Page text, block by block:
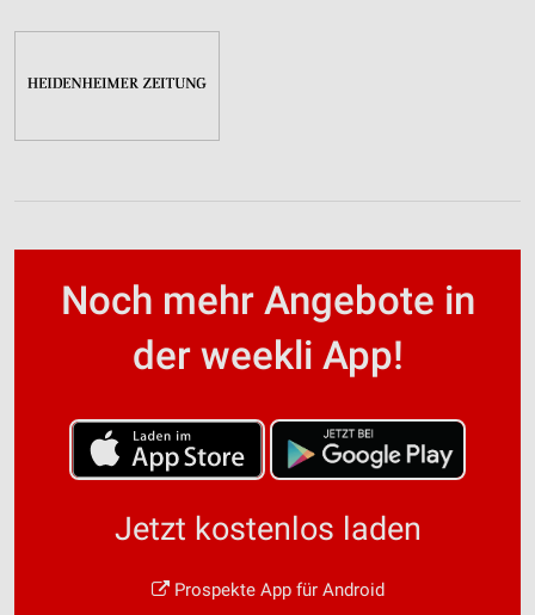
Noch mehr Angebote in
der weekli App!
Jetzt kostenlos laden
Prospekte App für Android